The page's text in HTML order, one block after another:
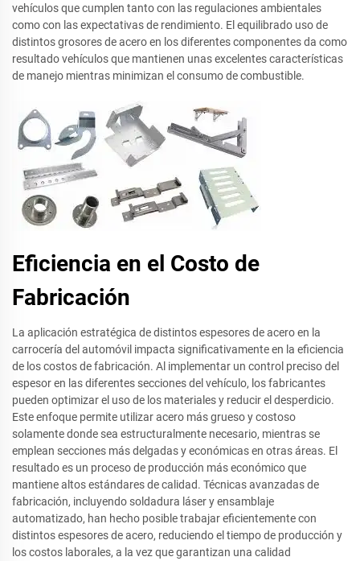
vehículos que cumplen tanto con las regulaciones ambientales
como con las expectativas de rendimiento. El equilibrado uso de
distintos grosores de acero en los diferentes componentes da como
resultado vehículos que mantienen unas excelentes características
de manejo mientras minimizan el consumo de combustible.
Eficiencia en el Costo de
Fabricación
La aplicación estratégica de distintos espesores de acero en la
carrocería del automóvil impacta significativamente en la eficiencia
de los costos de fabricación. Al implementar un control preciso del
espesor en las diferentes secciones del vehículo, los fabricantes
pueden optimizar el uso de los materiales y reducir el desperdicio.
Este enfoque permite utilizar acero más grueso y costoso
solamente donde sea estructuralmente necesario, mientras se
emplean secciones más delgadas y económicas en otras áreas. El
resultado es un proceso de producción más económico que
mantiene altos estándares de calidad. Técnicas avanzadas de
fabricación, incluyendo soldadura láser y ensamblaje
automatizado, han hecho posible trabajar eficientemente con
distintos espesores de acero, reduciendo el tiempo de producción y
los costos laborales, a la vez que garantizan una calidad